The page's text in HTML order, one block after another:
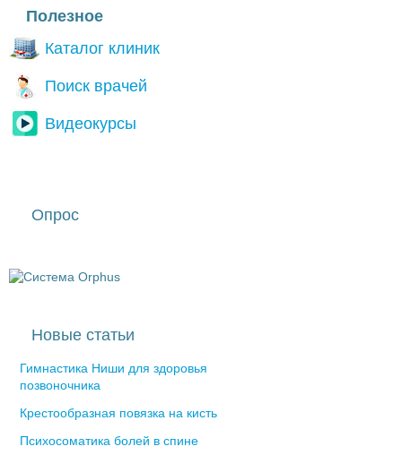
Полезное
Каталог клиник
Поиск врачей
Видеокурсы
Опрос
Новые статьи
Гимнастика Ниши для здоровья
позвоночника
Крестообразная повязка на кисть
Психосоматика болей в спине